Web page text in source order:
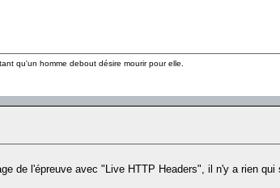
qu'un homme debout désire mourir pour elle.
de l'épreuve avec "Live HTTP Headers", il n'y a rien